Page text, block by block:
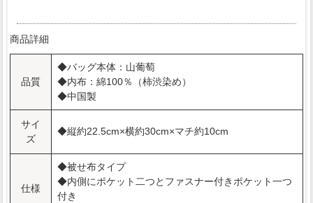
商品詳細
品質
◆バッグ本体：山葡萄
◆内布：綿100％（柿渋染め）
◆中国製
サイ
ズ
◆縦約22.5cm×横約30cm×マチ約10cm
仕様
◆被せ布タイプ
◆内側にポケット二つとファスナー付きポケット一つ
付き